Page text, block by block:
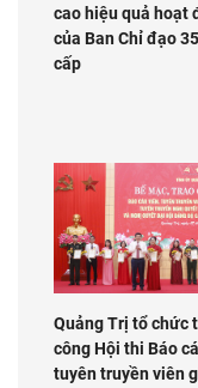
cao hiệu quả hoạt
của Ban Chỉ đạo
cấp
Quảng Trị tổ chức
công Hội thi Báo
tuyên truyền viên